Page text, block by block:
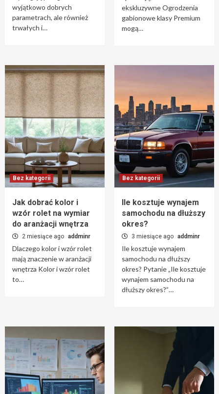
wyjątkowo dobrych
parametrach, ale również
trwałych i…
ekskluzywne Ogrodzenia
gabionowe klasy Premium
mogą…
Bez kategorii
Jak dobrać kolor i
wzór rolet na wymiar
do aranżacji wnętrza
2 miesiące ago addminr
Dlaczego kolor i wzór rolet
mają znaczenie w aranżacji
wnętrza Kolor i wzór rolet
to…
Bez kategorii
Ile kosztuje wynajem
samochodu na dłuższy
okres?
3 miesiące ago addminr
Ile kosztuje wynajem
samochodu na dłuższy
okres? Pytanie „Ile kosztuje
wynajem samochodu na
dłuższy okres?”…